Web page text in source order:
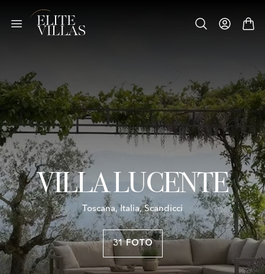
VILLA LUCENTE
Toscana, Italia, Scandicci
31 FOTO